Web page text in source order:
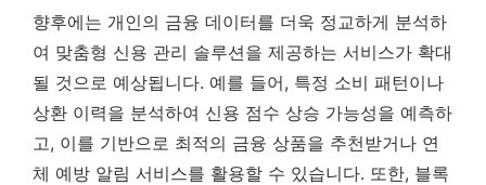
향후에는 개인의 금융 데이터를 더욱 정교하게 분석하
여 맞춤형 신용 관리 솔루션을 제공하는 서비스가 확대
될 것으로 예상됩니다. 예를 들어, 특정 소비 패턴이나
상환 이력을 분석하여 신용 점수 상승 가능성을 예측하
고, 이를 기반으로 최적의 금융 상품을 추천받거나 연
체 예방 알림 서비스를 활용할 수 있습니다. 또한, 블록